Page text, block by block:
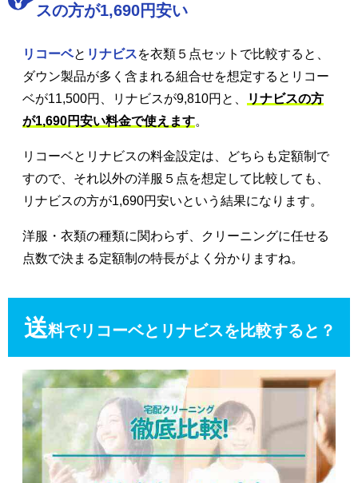
スの方が1,690円安い
リコーベと リナビスを衣類５点セットで比較すると、
ダウン製品が多く含まれる組合せを想定するとリコー
ベが11,500円、リナビスが9,810円と、
リナビスの方
が1,690円安い料金で使えます。
リコーベとリナビスの料金設定は、どちらも定額制で
すので、それ以外の洋服５点を想定して比較しても、
リナビスの方が1,690円安いという結果になります。
洋服・衣類の種類に関わらず、クリーニングに任せる
点数で決まる定額制の特長がよく分かりますね。
送料でリコーベとリナビスを比較すると？